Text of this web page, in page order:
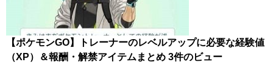
【ポケモンGO】トレーナーのレベルアップに必要な経験値
（XP）＆報酬・解禁アイテムまとめ 3件のビュー